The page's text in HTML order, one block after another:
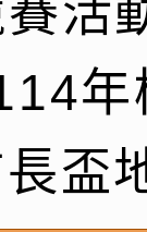
演習－
線上
點教
學年
活
盃